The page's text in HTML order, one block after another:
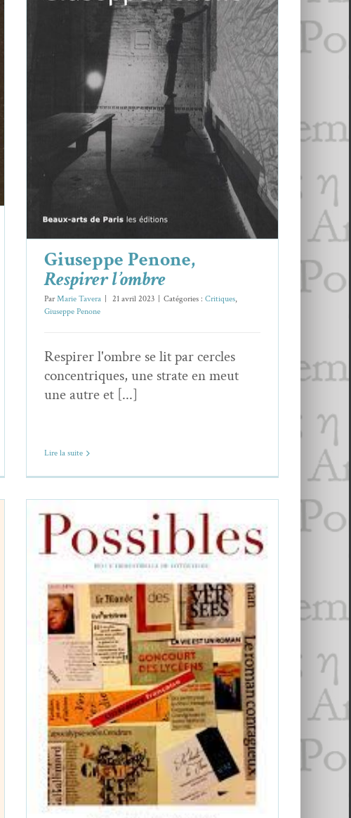
Giuseppe Penone,Respirer l’ombre
Giuseppe Penone
Giuseppe Penone,
Respirer l’ombre
ParMarie Tavera | 21 avril 2023 | Catégories : Critiques,
Giuseppe Penone
Respirer l'ombre se lit par cercles
concentriques, une strate en meut
une autre et [...]
Lire la suite
PossiblesN°27 – Où va la littérature ?
Revue des revues